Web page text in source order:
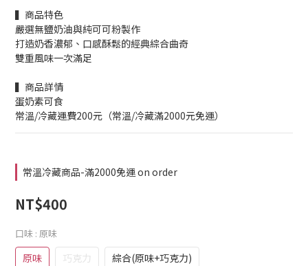
▍商品特色
嚴選無鹽奶油與純可可粉製作
打造奶香濃郁、口感酥鬆的經典綜合曲奇
雙重風味一次滿足
▍商品詳情
蛋奶素可食
常溫/冷藏運費200元（常溫/冷藏滿2000元免運）
常溫冷藏商品-滿2000免運 on order
NT$400
口味 : 原味
原味 巧克力 綜合(原味+巧克力)